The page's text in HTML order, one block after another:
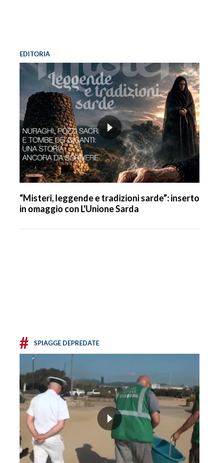
EDITORIA
“Misteri, leggende e tradizioni sarde”: inserto
in omaggio con L'Unione Sarda
# SPIAGGE DEPREDATE